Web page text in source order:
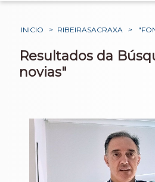
INICIO > RIBEIRASACRAXA >
Resultados da
novias"